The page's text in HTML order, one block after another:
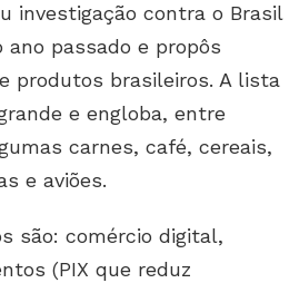
investigação contra o Brasil
passado e propôs
produtos brasileiros. A lista
e engloba, entre
carnes, café, cereais,
e aviões.
são: comércio digital,
(PIX que reduz